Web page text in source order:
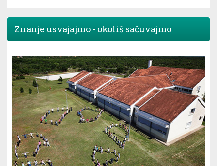
Znanje usvajajmo - okoliš sačuvajmo